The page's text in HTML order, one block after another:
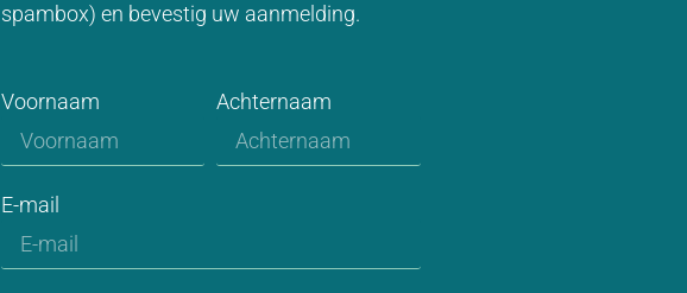
spambox) en bevestig uw aanmelding.
Voornaam Achternaam
E-mail